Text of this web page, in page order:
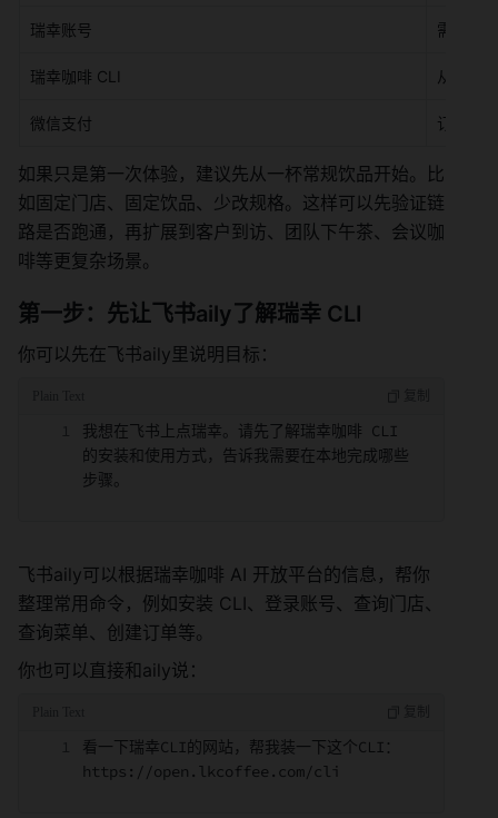
瑞幸账号 需要能
瑞幸咖啡 CLI 从瑞幸
微信支付 订单创
如果只是第一次体验，建议先从一杯常规饮品开始。比
如固定门店、固定饮品、少改规格。这样可以先验证链
路是否跑通，再扩展到客户到访、团队下午茶、会议咖
啡等更复杂场景。
第一步：先让飞书aily了解瑞幸 CLI
你可以先在飞书aily里说明目标：
我想在飞书上点瑞幸。请先了解瑞幸咖啡 CLI
的安装和使用方式，告诉我需要在本地完成哪些
步骤。
飞书aily可以根据瑞幸咖啡 AI 开放平台的信息，帮你
整理常用命令，例如安装 CLI、登录账号、查询门店、
查询菜单、创建订单等。
你也可以直接和aily说：
看一下瑞幸CLI的网站，帮我装一下这个CLI：
https://open.lkcoffee.com/cli